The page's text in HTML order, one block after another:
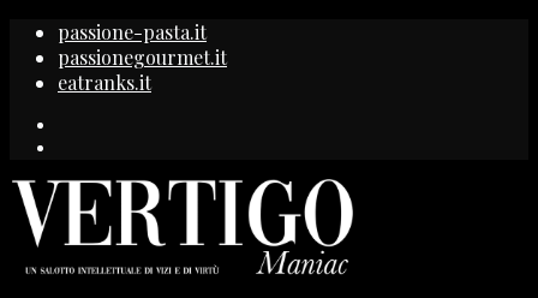
passione-pasta.it
passionegourmet.it
eatranks.it